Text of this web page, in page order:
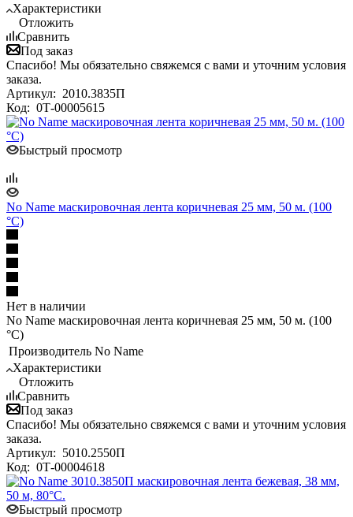
Характеристики
Отложить
Сравнить
Под заказ
Спасибо! Мы обязательно свяжемся с вами и уточним условия
заказа.
Артикул: 2010.3835П
Код: 0Т-00005615
Быстрый просмотр
No Name маскировочная лента коричневая 25 мм, 50 м. (100
°С)
Нет в наличии
No Name маскировочная лента коричневая 25 мм, 50 м. (100
°С)
Производитель No Name
Характеристики
Отложить
Сравнить
Под заказ
Спасибо! Мы обязательно свяжемся с вами и уточним условия
заказа.
Артикул: 5010.2550П
Код: 0Т-00004618
Быстрый просмотр